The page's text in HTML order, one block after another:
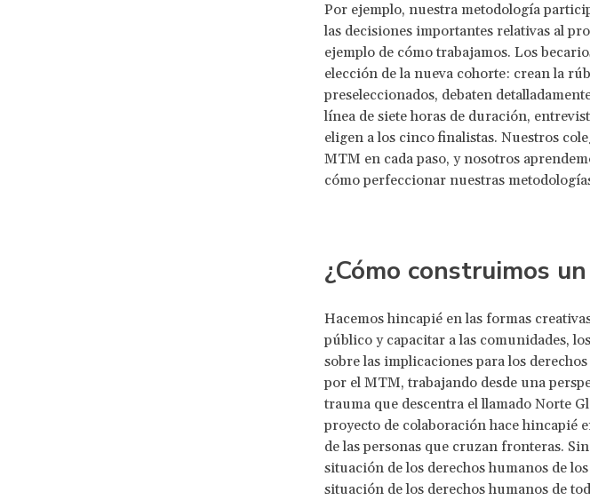
Por ejemplo, nuestra metodología
las decisiones importantes relativas al
ejemplo de cómo trabajamos. Los
elección de la nueva cohorte: crean la
preseleccionados, debaten
línea de siete horas de duración,
eligen a los cinco finalistas. Nuestros
MTM en cada paso, y nosotros
cómo perfeccionar nuestras
¿Cómo construimos
Hacemos hincapié en las formas
público y capacitar a las comunidades,
sobre las implicaciones para los
por el MTM, trabajando desde una
trauma que descentra el llamado Norte
proyecto de colaboración hace hincapié
de las personas que cruzan fronteras.
situación de los derechos humanos de
situación de los derechos humanos de